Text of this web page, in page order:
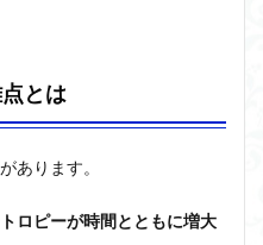
とは
があります。
ロピーが時間とともに増大